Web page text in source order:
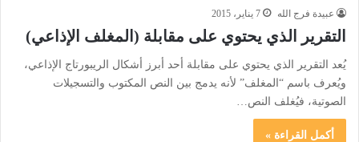
عبيدة فرج الله 7 يناير، 2015
التقرير الذي يحتوي على مقابلة (المغلف الإذاعي)
يُعد التقرير الذي يحتوي على مقابلة أحد أبرز أشكال الريبورتاج الإذاعي،
ويُعرف باسم “المغلف” لأنه يدمج بين النص المكتوب والتسجيلات
الصوتية، فيُغلف النص…
أكمل القراءة »